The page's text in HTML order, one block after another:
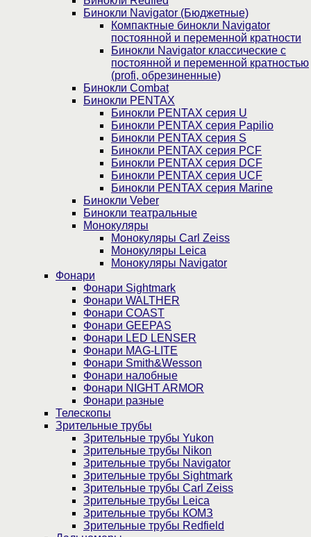
Бинокли Navigator (Бюджетные)
Компактные бинокли Navigator
постоянной и переменной кратности
Бинокли Navigator классические с
постоянной и переменной кратностью
(profi, обрезиненные)
Бинокли Combat
Бинокли PENTAX
Бинокли PENTAX серия U
Бинокли PENTAX серия Papilio
Бинокли PENTAX серия S
Бинокли PENTAX серия PCF
Бинокли PENTAX серия DCF
Бинокли PENTAX серия UCF
Бинокли PENTAX серия Marine
Бинокли Veber
Бинокли театральные
Монокуляры
Монокуляры Carl Zeiss
Монокуляры Leica
Монокуляры Navigator
Фонари
Фонари Sightmark
Фонари WALTHER
Фонари COAST
Фонари GEEPAS
Фонари LED LENSER
Фонари MAG-LITE
Фонари Smith&Wesson
Фонари налобные
Фонари NIGHT ARMOR
Фонари разные
Телескопы
Зрительные трубы
Зрительные трубы Yukon
Зрительные трубы Nikon
Зрительные трубы Navigator
Зрительные трубы Sightmark
Зрительные трубы Carl Zeiss
Зрительные трубы Leica
Зрительные трубы КОМЗ
Зрительные трубы Redfield